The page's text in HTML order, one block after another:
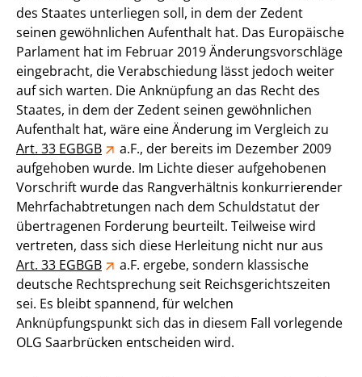
des Staates unterliegen soll, in dem der Zedent
seinen gewöhnlichen Aufenthalt hat. Das Europäische
Parlament hat im Februar 2019 Änderungsvorschläge
eingebracht, die Verabschiedung lässt jedoch weiter
auf sich warten. Die Anknüpfung an das Recht des
Staates, in dem der Zedent seinen gewöhnlichen
Aufenthalt hat, wäre eine Änderung im Vergleich zu
Art. 33 EGBGB
a.F., der bereits im Dezember 2009
aufgehoben wurde. Im Lichte dieser aufgehobenen
Vorschrift wurde das Rangverhältnis konkurrierender
Mehrfachabtretungen nach dem Schuldstatut der
übertragenen Forderung beurteilt. Teilweise wird
vertreten, dass sich diese Herleitung nicht nur aus
Art. 33 EGBGB
a.F. ergebe, sondern klassische
deutsche Rechtsprechung seit Reichsgerichtszeiten
sei. Es bleibt spannend, für welchen
Anknüpfungspunkt sich das in diesem Fall vorlegende
OLG Saarbrücken entscheiden wird.